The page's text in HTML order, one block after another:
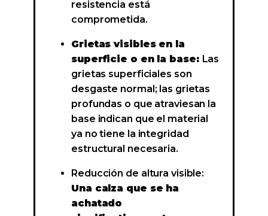
resistencia está
comprometida.
Grietas visibles en la
superficie o en la base: Las
grietas superficiales son
desgaste normal; las grietas
profundas o que atraviesan la
base indican que el material
ya no tiene la integridad
estructural necesaria.
Reducción de altura visible:
Una calza que se ha
achatado